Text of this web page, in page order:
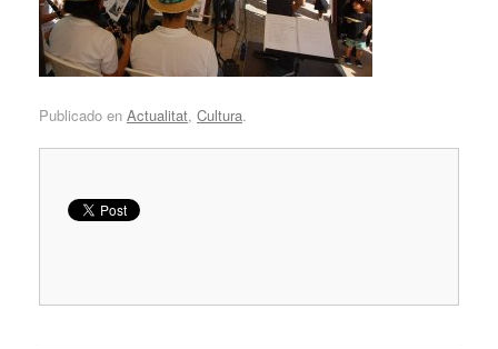
Publicado en Actualitat, Cultura.